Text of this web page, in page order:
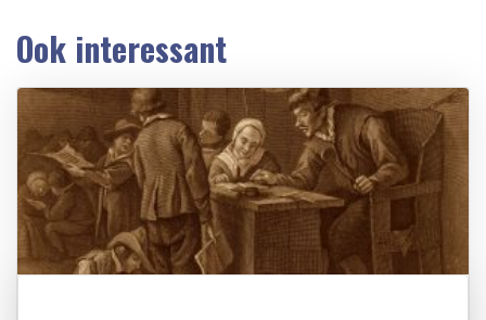
Ook interessant